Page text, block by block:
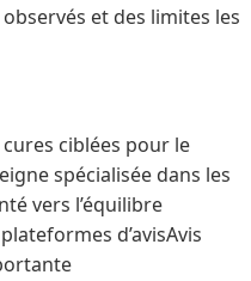
et des limites les
ciblées pour le
spécialisée dans les
vers l’équilibre
d’avisAvis